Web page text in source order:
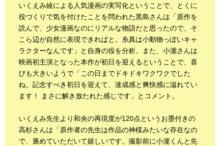
いくえみ綾による人気漫画の実写化ということで、とくに
役づくりで気を付けたことを問われた黒島さんは「原作を
読んで、少女漫画なのにリアルな物語だと思ったので、そ
こら辺が自然に表現できればと。糸真は小動物っぽいキャ
ラクターなんです」と自身の役を分析。また、小瀧さんは
映画初主演となった本作が初日を迎えるということで、喜
びも大きいようで「この日までドキドキワクワクでした
ね。記念すべき初日を迎えて、達成感と爽快感に溢れてい
ます！ まさに解き放たれた感じです」とコメント。
いくえみ先生より和央の再現度が120点というお墨付きの
高杉さんは「原作者の先生は作品の神様みたいな存在なの
で、褒めていただいて嬉しいです。撮影前に小瀧くんと先